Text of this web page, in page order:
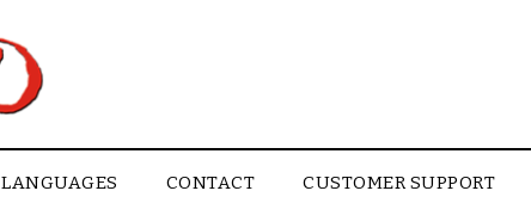
LANGUAGES CONTACT CUSTOMER SUPPORT